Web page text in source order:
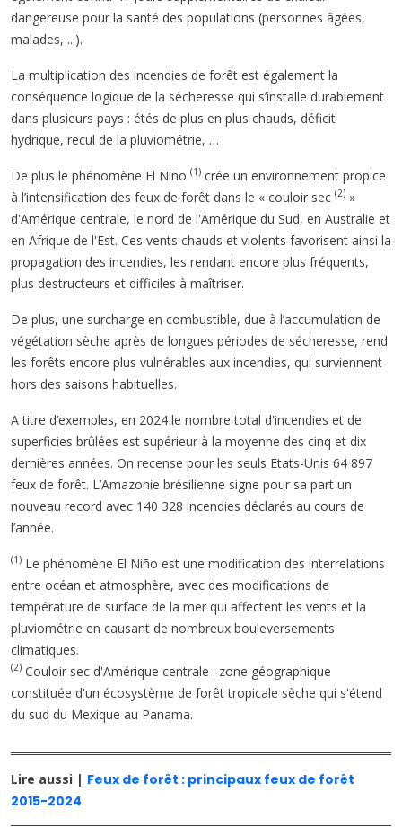
dangereuse pour la santé des populations (personnes âgées,
malades, ...).
La multiplication des incendies de forêt est également la
conséquence logique de la sécheresse qui s’installe durablement
dans plusieurs pays : étés de plus en plus chauds, déficit
hydrique, recul de la pluviométrie, …
De plus le phénomène El Niño (1) crée un environnement propice
à l’intensification des feux de forêt dans le « couloir sec (2) »
d'Amérique centrale, le nord de l'Amérique du Sud, en Australie et
en Afrique de l'Est. Ces vents chauds et violents favorisent ainsi la
propagation des incendies, les rendant encore plus fréquents,
plus destructeurs et difficiles à maîtriser.
De plus, une surcharge en combustible, due à l’accumulation de
végétation sèche après de longues périodes de sécheresse, rend
les forêts encore plus vulnérables aux incendies, qui surviennent
hors des saisons habituelles.
A titre d’exemples, en 2024 le nombre total d'incendies et de
superficies brûlées est supérieur à la moyenne des cinq et dix
dernières années. On recense pour les seuls Etats-Unis 64 897
feux de forêt. L’Amazonie brésilienne signe pour sa part un
nouveau record avec 140 328 incendies déclarés au cours de
l’année.
(1) Le phénomène El Niño est une modification des interrelations
entre océan et atmosphère, avec des modifications de
température de surface de la mer qui affectent les vents et la
pluviométrie en causant de nombreux bouleversements
climatiques.
(2) Couloir sec d'Amérique centrale : zone géographique
constituée d'un écosystème de forêt tropicale sèche qui s'étend
du sud du Mexique au Panama.
Lire aussi | Feux de forêt : principaux feux de forêt
2015-2024